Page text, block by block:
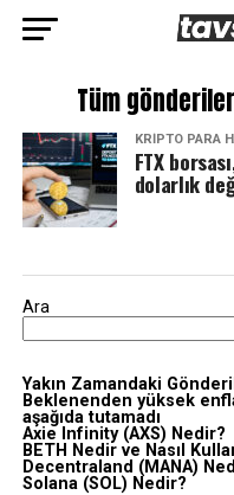
Tüm
KRIPTO PARA
FTX
dolarlık
Ara
Yakın Zamandaki
Beklenenden yüksek
aşağıda tutamadı
Axie Infinity (AXS) Nedir?
BETH Nedir ve Nasıl
Decentraland (MANA)
Solana (SOL) Nedir?